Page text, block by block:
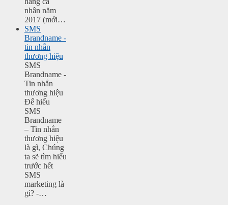
nhân năm
2017 (mới…
SMS
Brandname -
tin nhắn
thương hiệu
SMS
Brandname -
Tin nhắn
thương hiệu
Để hiểu
SMS
Brandname
– Tin nhắn
thương hiệu
là gì, Chúng
ta sẽ tìm hiểu
trước hết
SMS
marketing là
gì? -…